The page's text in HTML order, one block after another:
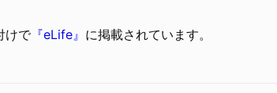
けで『eLife』 に掲載されています。